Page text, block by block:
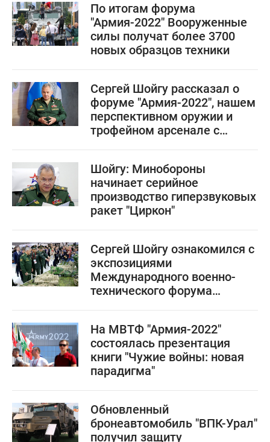
По итогам форума
"Армия-2022" Вооруженные
силы получат более 3700
новых образцов техники
Сергей Шойгу рассказал о
форуме "Армия-2022", нашем
перспективном оружии и
трофейном арсенале с
Шойгу: Минобороны
начинает серийное
производство гиперзвуковых
ракет "Циркон"
Сергей Шойгу ознакомился с
экспозициями
Международного военно-
технического форума
На МВТФ "Армия-2022"
состоялась презентация
книги "Чужие войны: новая
парадигма"
Обновленный
бронеавтомобиль "ВПК-Урал"
получил защиту